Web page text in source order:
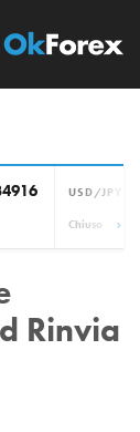
USD/JPY
Chiuso
Rinvia